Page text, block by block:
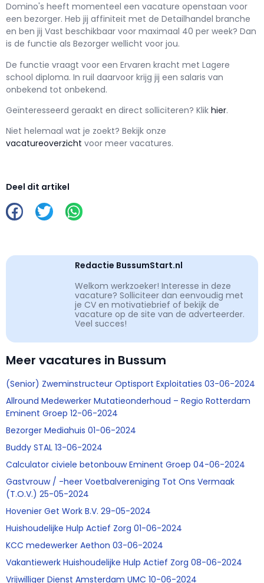
Domino's heeft momenteel een vacature openstaan voor
een bezorger. Heb jij affiniteit met de Detailhandel branche
en ben jij Vast beschikbaar voor maximaal 40 per week? Dan
is de functie als Bezorger wellicht voor jou.
De functie vraagt voor een Ervaren kracht met Lagere
school diploma. In ruil daarvoor krijg jij een salaris van
onbekend tot onbekend.
Geïnteresseerd geraakt en direct solliciteren? Klik hier.
Niet helemaal wat je zoekt? Bekijk onze
vacatureoverzicht voor meer vacatures.
Deel dit artikel
Redactie BussumStart.nl
Welkom werkzoeker! Interesse in deze
vacature? Solliciteer dan eenvoudig met
je CV en motivatiebrief of bekijk de
vacature op de site van de adverteerder.
Veel succes!
Meer vacatures in Bussum
(Senior) Zweminstructeur Optisport Exploitaties 03-06-2024
Allround Medewerker Mutatieonderhoud – Regio Rotterdam
Eminent Groep 12-06-2024
Bezorger Mediahuis 01-06-2024
Buddy STAL 13-06-2024
Calculator civiele betonbouw Eminent Groep 04-06-2024
Gastvrouw / -heer Voetbalvereniging Tot Ons Vermaak
(T.O.V.) 25-05-2024
Hovenier Get Work B.V. 29-05-2024
Huishoudelijke Hulp Actief Zorg 01-06-2024
KCC medewerker Aethon 03-06-2024
Vakantiewerk Huishoudelijke Hulp Actief Zorg 08-06-2024
Vrijwilliger Dienst Amsterdam UMC 10-06-2024